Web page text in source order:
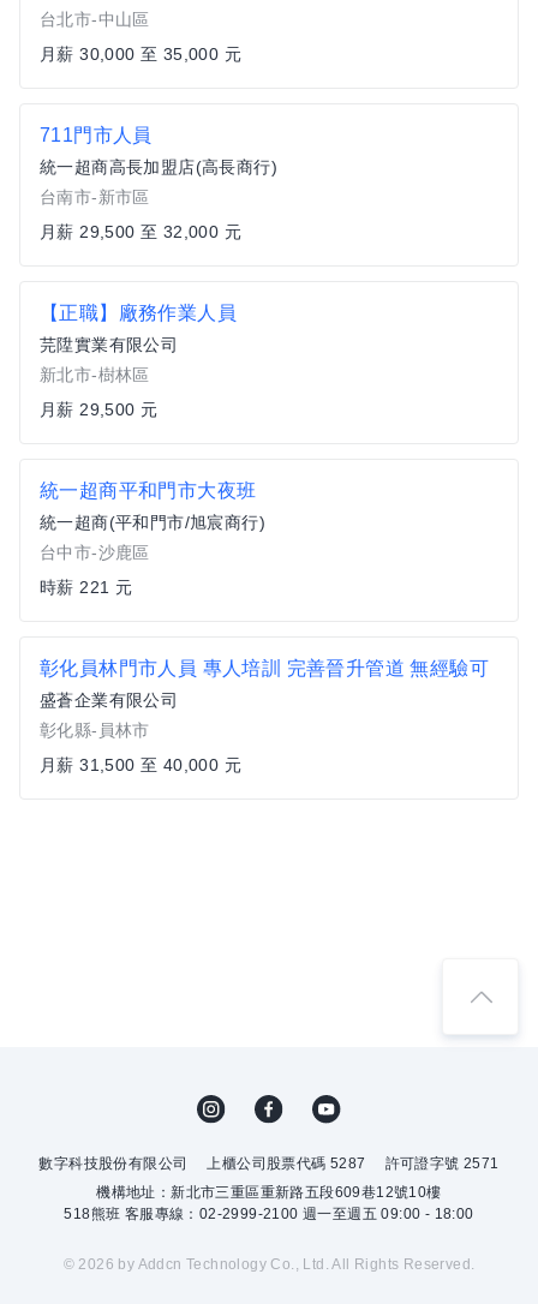
台北市-中山區
月薪 30,000 至 35,000 元
711門市人員
統一超商高長加盟店(高長商行)
台南市-新市區
月薪 29,500 至 32,000 元
【正職】廠務作業人員
芫陞實業有限公司
新北市-樹林區
月薪 29,500 元
統一超商平和門市大夜班
統一超商(平和門市/旭宸商行)
台中市-沙鹿區
時薪 221 元
彰化員林門市人員 專人培訓 完善晉升管道 無經驗可
盛蒼企業有限公司
彰化縣-員林市
月薪 31,500 至 40,000 元
數字科技股份有限公司 上櫃公司股票代碼 5287
許可證字號 2571
機構地址：新北市三重區重新路五段609巷12號10樓
518熊班 客服專線：02-2999-2100 週一至週五 09:00 - 18:00
© 2026 by Addcn Technology Co., Ltd. All Rights Reserved.